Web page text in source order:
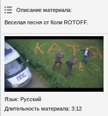
Описание материала:
Веселая песня от Коли ROTOFF.
Язык: Русский
Длительность материала: 3:12